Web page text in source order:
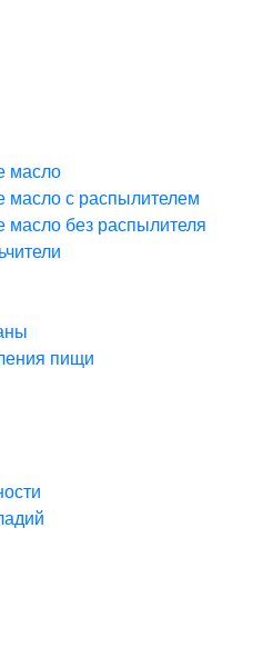
масло
масло с распылителем
масло без распылителя
пищи